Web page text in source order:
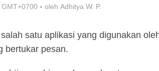
oleh Adhitya W. P.
satu aplikasi yang digunakan
bertukar pesan.